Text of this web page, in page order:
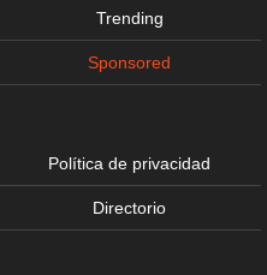
Trending
Sponsored
Política de privacidad
Directorio